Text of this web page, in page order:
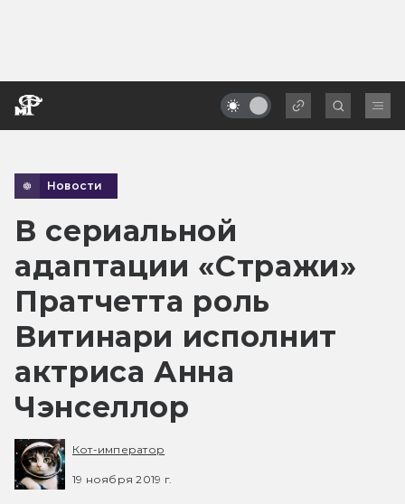
Новости
В сериальной
адаптации «Стражи»
Пратчетта роль
Витинари исполнит
актриса Анна
Чэнселлор
Кот-император
19 ноября 2019 г.